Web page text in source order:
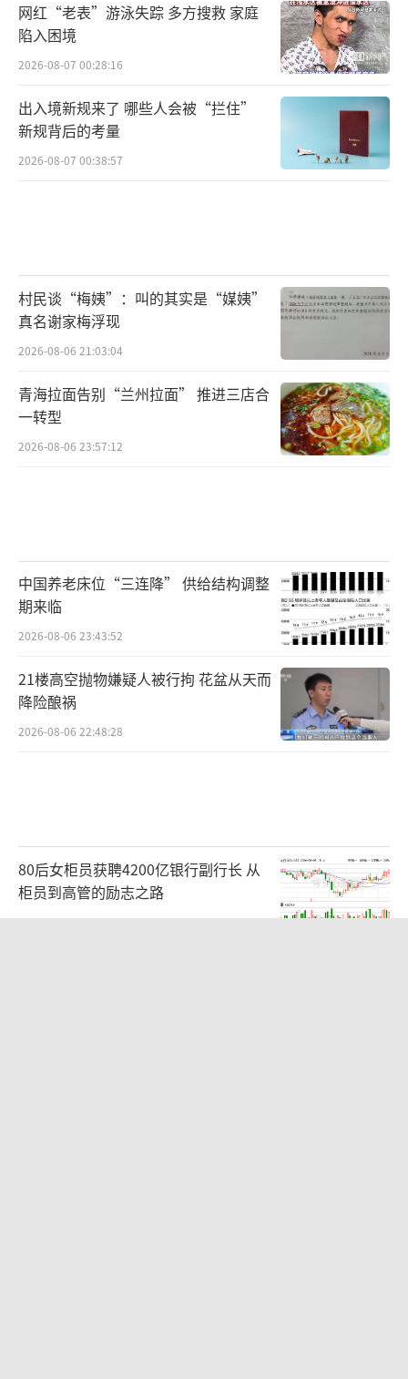
网红“老表”游泳失踪 多方搜救 家庭
陷入困境
2026-08-07 00:28:16
出入境新规来了 哪些人会被“拦住”
新规背后的考量
2026-08-07 00:38:57
村民谈“梅姨”：叫的其实是“媒姨”
真名谢家梅浮现
2026-08-06 21:03:04
青海拉面告别“兰州拉面” 推进三店合
一转型
2026-08-06 23:57:12
中国养老床位“三连降” 供给结构调整
期来临
2026-08-06 23:43:52
21楼高空抛物嫌疑人被行拘 花盆从天而
降险酿祸
2026-08-06 22:48:28
80后女柜员获聘4200亿银行副行长 从
柜员到高管的励志之路
2026-08-06 15:12:35